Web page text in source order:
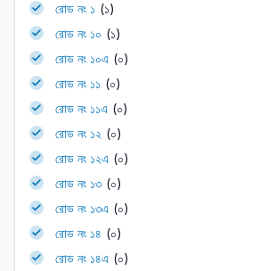
রোড নং ১ (১)
রোড নং ১০ (১)
রোড নং ১০এ (০)
রোড নং ১১ (০)
রোড নং ১১এ (০)
রোড নং ১২ (০)
রোড নং ১২এ (০)
রোড নং ১৩ (০)
রোড নং ১৩এ (০)
রোড নং ১৪ (০)
রোড নং ১৪এ (০)